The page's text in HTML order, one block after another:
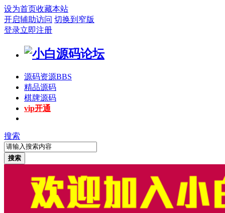
设为首页收藏本站
开启辅助访问 切换到窄版
登录立即注册
源码资源BBS
精品源码
棋牌源码
vip开通
搜索
搜索